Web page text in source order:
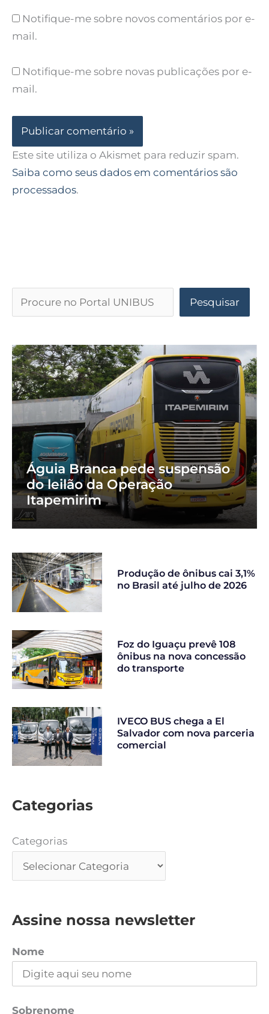
Notifique-me sobre novos comentários por e-
mail.
Notifique-me sobre novas publicações por e-
mail.
Este site utiliza o Akismet para reduzir spam.
Saiba como seus dados em comentários são
processados.
Pesquisar
Águia Branca pede suspensão
do leilão da Operação
Itapemirim
Produção de ônibus cai 3,1%
no Brasil até julho de 2026
Foz do Iguaçu prevê 108
ônibus na nova concessão
do transporte
IVECO BUS chega a El
Salvador com nova parceria
comercial
Categorias
Categorias
Assine nossa newsletter
Nome
Sobrenome